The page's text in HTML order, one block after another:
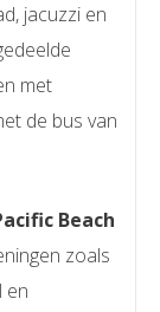
jacuzzi en
met
de bus van
Beach
zoals
en